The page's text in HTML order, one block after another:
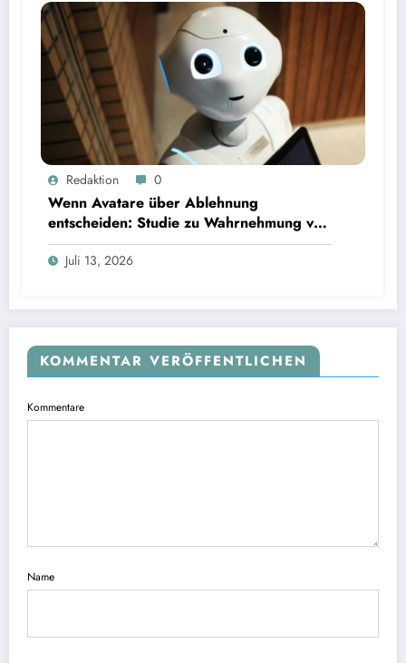
Wenn Avatare über Ablehnung entscheiden: Studie zu Wahrnehmung von Fairness bei KI-
InterviewsRedaktion 0
Wenn Avatare über Ablehnung
entscheiden: Studie zu Wahrnehmung von
Fairness bei KI-Interviews
Juli 13, 2026
KOMMENTAR VERÖFFENTLICHEN
Kommentare
Name